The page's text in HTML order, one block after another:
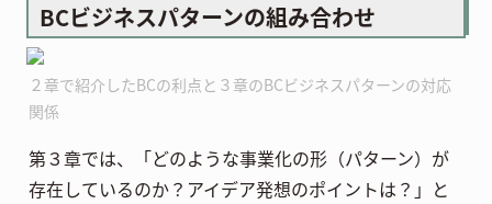
BCビジネスパターンの組み合わせ
２章で紹介したBCの利点と３章のBCビジネスパターンの対応
関係
第３章では、「どのような事業化の形（パターン）が
存在しているのか？アイデア発想のポイントは？」と